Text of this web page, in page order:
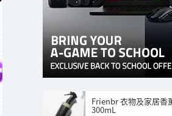
Frienbr 衣物及家居香
300mL